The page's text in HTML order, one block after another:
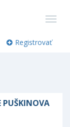
Registrovať
PUŠKINOVA